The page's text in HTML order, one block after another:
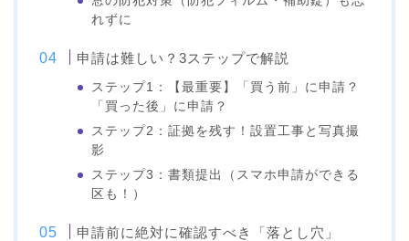
れずに
申請は難しい？3ステップで解説
ステップ1：【最重要】「買う前」に申請？
「買った後」に申請？
ステップ2：証拠を残す！設置工事と写真撮
影
ステップ3：書類提出（スマホ申請ができる
区も！）
申請前に絶対に確認すべき「落とし穴」